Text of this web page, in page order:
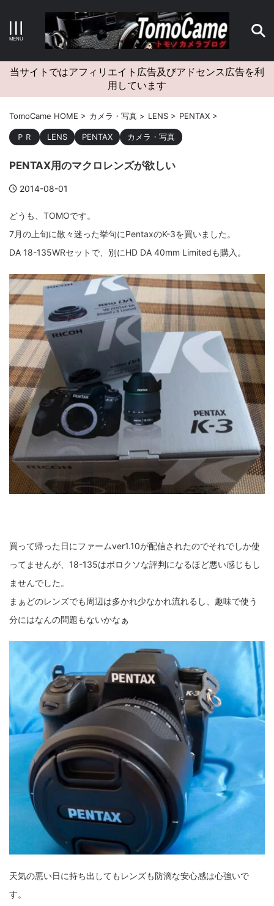
キーワードで検索する
カテゴリー
アーカイブ
タグクラウド
Canon craft EM5II EOS Kiss X4 EOS R10
fujifilm game GR III hobby info iPad
iPhone K-1 Leica LENS LUMIX G100
LUMIX GF9 LUMIX L10 LUMIX S1 LUMIX S9
M(Typ240) MX nikki Nikon
OLYMPUS om-1 II OM-3 omsystem
osmo osmo action3 panasonic pc
PEN E-P7 PENTAX
psobb ricoh SONY sound
TAMRON TG-6 THETA VILTROX X-T2
Z5 Z6II Z9 Z30 Z50II Zf Zfc
フォクトレンダー ライカIIf ライカM4 ライカM10
ライカM10-R ライカX2
ローライコード
当サイトではアフィリエイト広告及びアドセンス広告を利
用しています
TomoCame HOME > カメラ・写真 > LENS > PENTAX >
ＰＲ LENS PENTAX カメラ・写真
PENTAX用のマクロレンズが欲しい
2014-08-01
どうも、TOMOです。
7月の上旬に散々迷った挙句にPentaxのK-3を買いました。
DA 18-135WRセットで、別にHD DA 40mm Limitedも購入。
買って帰った日にファームver1.10が配信されたのでそれでしか使
ってませんが、18-135はボロクソな評判になるほど悪い感じもし
ませんでした。
まぁどのレンズでも周辺は多かれ少なかれ流れるし、趣味で使う
分にはなんの問題もないかなぁ
天気の悪い日に持ち出してもレンズも防滴な安心感は心強いで
す。